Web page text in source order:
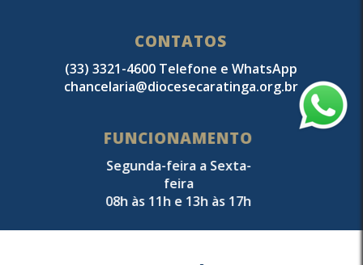
CONTATOS
(33) 3321-4600 Telefone e WhatsApp
chancelaria@diocesecaratinga.org.br
FUNCIONAMENTO
Segunda-feira a Sexta-
feira
08h às 11h e 13h às 17h